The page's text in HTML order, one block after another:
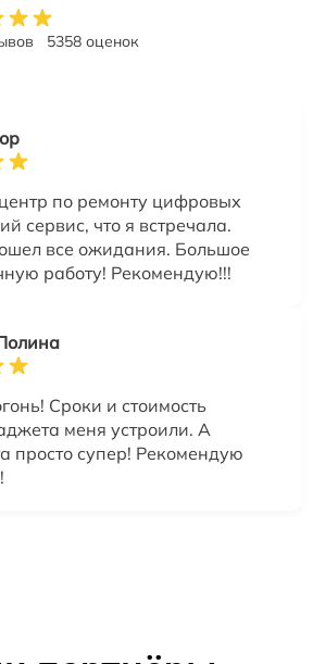
5358 оценок
по ремонту цифровых
сервис, что я встречала.
все ожидания. Большое
работу! Рекомендую!!!
Сроки и стоимость
меня устроили. А
просто супер! Рекомендую